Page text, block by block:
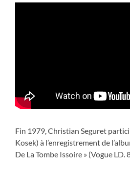
Fin 1979, Christian Seguret
Kosek) à l’enregistrement de
De La Tombe Issoire » (Vogue LD.